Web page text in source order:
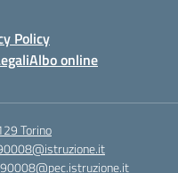
Policy
Albo online
Torino